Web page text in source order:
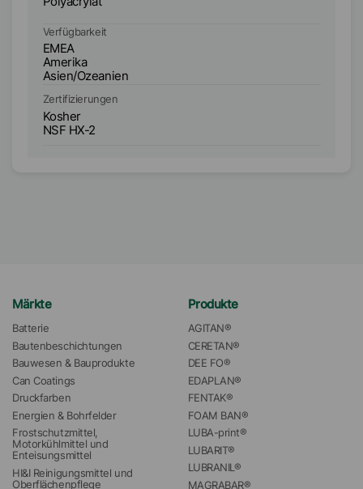
Verfügbarkeit
EMEA
Amerika
Asien/Ozeanien
Zertifizierungen
Kosher
NSF HX-2
Märkte
Batterie
Bautenbeschichtungen
Bauwesen & Bauprodukte
Can Coatings
Druckfarben
Energien & Bohrfelder
Frostschutzmittel,
Motorkühlmittel und
Enteisungsmittel
HI&I Reinigungsmittel und
Oberflächenpflege
Produkte
AGITAN®
CERETAN®
DEE FO®
EDAPLAN®
FENTAK®
FOAM BAN®
LUBA-print®
LUBARIT®
LUBRANIL®
MAGRABAR®